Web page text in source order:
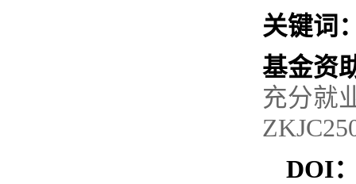
关键词
基金资
充分就
DOI